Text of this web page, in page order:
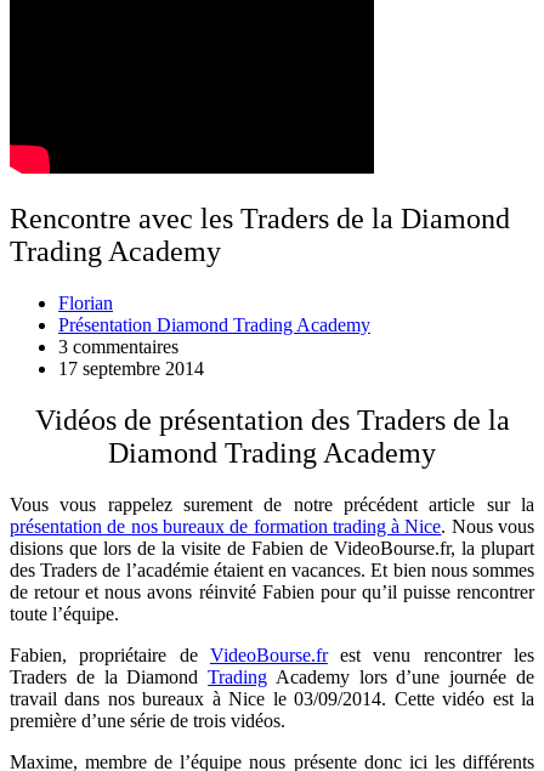
Rencontre avec les Traders de la Diamond
Trading Academy
Florian
Présentation Diamond Trading Academy
3 commentaires
17 septembre 2014
Vidéos de présentation des Traders de la
Diamond Trading Academy
Vous vous rappelez surement de notre précédent article sur la
présentation de nos bureaux de formation trading à Nice. Nous vous
disions que lors de la visite de Fabien de VideoBourse.fr, la plupart
des Traders de l’académie étaient en vacances. Et bien nous sommes
de retour et nous avons réinvité Fabien pour qu’il puisse rencontrer
toute l’équipe.
Fabien, propriétaire de VideoBourse.frest venu rencontrer les
Traders de la DiamondTrading Academy lors d’une journée de
travail dans nos bureaux à Nice le 03/09/2014. Cette vidéo est la
première d’une série de trois vidéos.
Maxime, membre de l’équipe nous présente donc ici les différents